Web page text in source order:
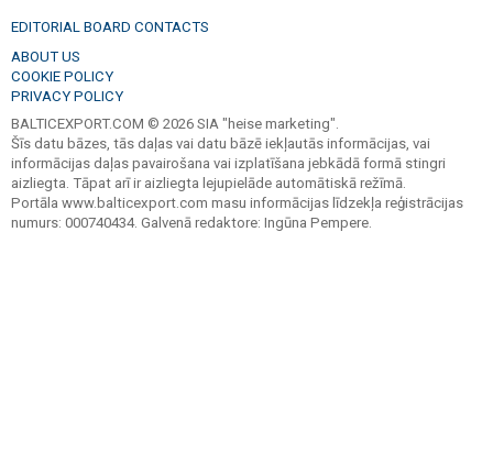
EDITORIAL BOARD CONTACTS
ABOUT US
COOKIE POLICY
PRIVACY POLICY
BALTICEXPORT.COM © 2026 SIA "heise marketing".
Šīs datu bāzes, tās daļas vai datu bāzē iekļautās informācijas, vai
informācijas daļas pavairošana vai izplatīšana jebkādā formā stingri
aizliegta. Tāpat arī ir aizliegta lejupielāde automātiskā režīmā.
Portāla www.balticexport.com masu informācijas līdzekļa reģistrācijas
numurs: 000740434. Galvenā redaktore: Ingūna Pempere.